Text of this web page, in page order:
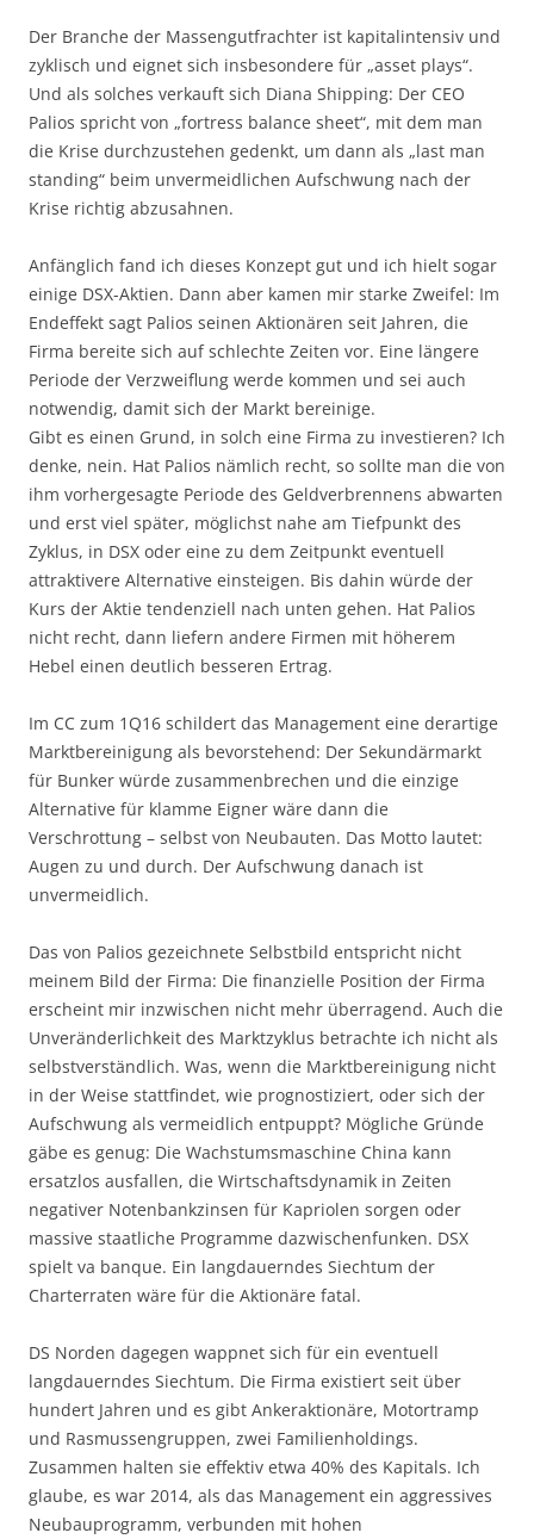
Der Branche der Massengutfrachter ist kapitalintensiv und
zyklisch und eignet sich insbesondere für „asset plays“.
Und als solches verkauft sich Diana Shipping: Der CEO
Palios spricht von „fortress balance sheet“, mit dem man
die Krise durchzustehen gedenkt, um dann als „last man
standing“ beim unvermeidlichen Aufschwung nach der
Krise richtig abzusahnen.
Anfänglich fand ich dieses Konzept gut und ich hielt sogar
einige DSX-Aktien. Dann aber kamen mir starke Zweifel: Im
Endeffekt sagt Palios seinen Aktionären seit Jahren, die
Firma bereite sich auf schlechte Zeiten vor. Eine längere
Periode der Verzweiflung werde kommen und sei auch
notwendig, damit sich der Markt bereinige.
Gibt es einen Grund, in solch eine Firma zu investieren? Ich
denke, nein. Hat Palios nämlich recht, so sollte man die von
ihm vorhergesagte Periode des Geldverbrennens abwarten
und erst viel später, möglichst nahe am Tiefpunkt des
Zyklus, in DSX oder eine zu dem Zeitpunkt eventuell
attraktivere Alternative einsteigen. Bis dahin würde der
Kurs der Aktie tendenziell nach unten gehen. Hat Palios
nicht recht, dann liefern andere Firmen mit höherem
Hebel einen deutlich besseren Ertrag.
Im CC zum 1Q16 schildert das Management eine derartige
Marktbereinigung als bevorstehend: Der Sekundärmarkt
für Bunker würde zusammenbrechen und die einzige
Alternative für klamme Eigner wäre dann die
Verschrottung – selbst von Neubauten. Das Motto lautet:
Augen zu und durch. Der Aufschwung danach ist
unvermeidlich.
Das von Palios gezeichnete Selbstbild entspricht nicht
meinem Bild der Firma: Die finanzielle Position der Firma
erscheint mir inzwischen nicht mehr überragend. Auch die
Unveränderlichkeit des Marktzyklus betrachte ich nicht als
selbstverständlich. Was, wenn die Marktbereinigung nicht
in der Weise stattfindet, wie prognostiziert, oder sich der
Aufschwung als vermeidlich entpuppt? Mögliche Gründe
gäbe es genug: Die Wachstumsmaschine China kann
ersatzlos ausfallen, die Wirtschaftsdynamik in Zeiten
negativer Notenbankzinsen für Kapriolen sorgen oder
massive staatliche Programme dazwischenfunken. DSX
spielt va banque. Ein langdauerndes Siechtum der
Charterraten wäre für die Aktionäre fatal.
DS Norden dagegen wappnet sich für ein eventuell
langdauerndes Siechtum. Die Firma existiert seit über
hundert Jahren und es gibt Ankeraktionäre, Motortramp
und Rasmussengruppen, zwei Familienholdings.
Zusammen halten sie effektiv etwa 40% des Kapitals. Ich
glaube, es war 2014, als das Management ein aggressives
Neubauprogramm, verbunden mit hohen